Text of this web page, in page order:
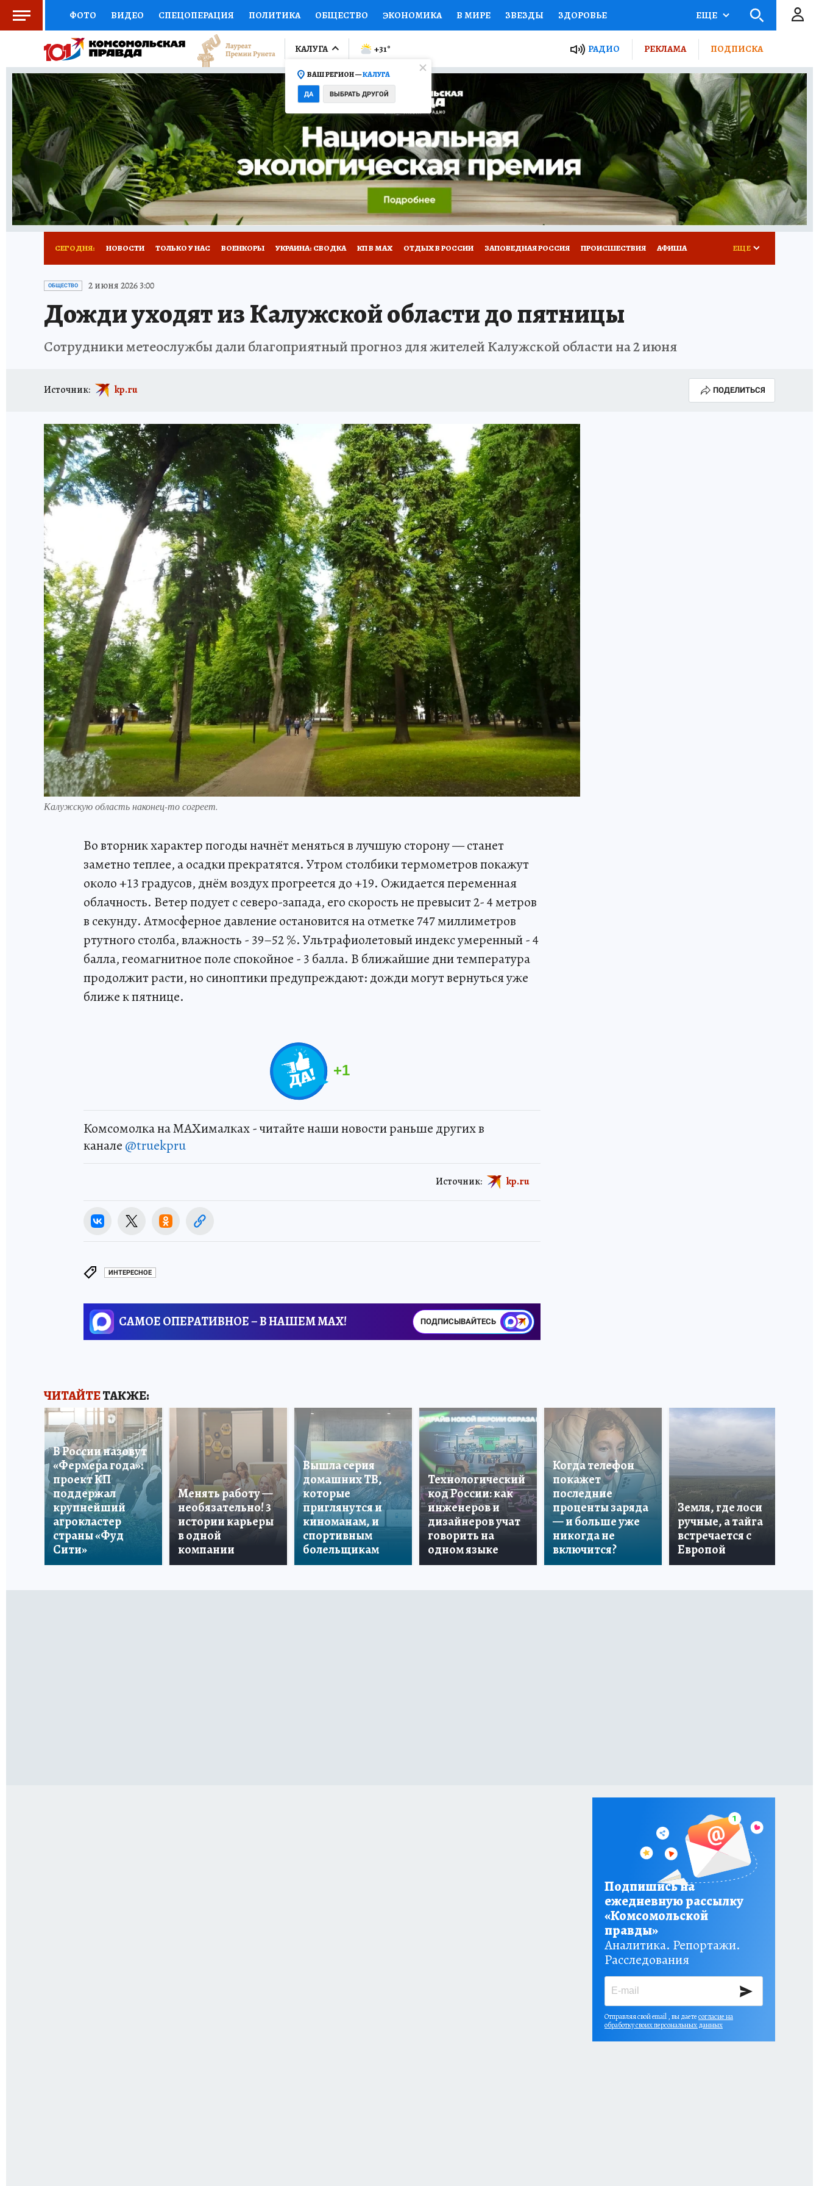
ФОТО ВИДЕО СПЕЦОПЕРАЦИЯ ПОЛИТИКА ОБЩЕСТВО ЭКОНОМИКА В МИРЕ ЗВЕЗДЫ ЗДОРОВЬЕ
СОЦПОДДЕРЖКА НАУКА СПОРТ КОЛУМНИСТЫ ПРОИСШЕСТВИЯ НАЦИОНАЛЬНЫЕ ПРОЕКТЫ РОССИИ
ВЫБОР ЭКСПЕРТОВ ДОКТОР ФИНАНСЫ ОТКРЫВАЕМ МИР Я ЗНАЮ СЕМЬЯ ЖЕНСКИЕ СЕКРЕТЫ ПУТЕВОДИТЕЛЬ
КНИЖНАЯ ПОЛКА ПРОГНОЗЫ НА СПОРТ ПРОМОКОДЫ СЕРИАЛЫ СПЕЦПРОЕКТЫ ДЕФИЦИТ ЖЕЛЕЗА ТУРИЗМ
ПРЕСС-ЦЕНТР НЕДВИЖИМОСТЬ ТЕЛЕВИЗОР КОЛЛЕКЦИИ КОНКУРСЫ РАБОТА У НАС ГИД ПОТРЕБИТЕЛЯ ВСЕ О КП
РАДИО КП РЕКЛАМА ТЕСТЫ НОВОЕ НА САЙТЕ
ЕЩЕ
КАЛУГА
ВАШ РЕГИОН —КАЛУГА
ДА ВЫБРАТЬ ДРУГОЙ
+31° РАДИО РЕКЛАМА ПОДПИСКА
СЕГОДНЯ: НОВОСТИ ТОЛЬКО У НАС ВОЕНКОРЫ УКРАИНА: СВОДКА КП В МАХ ОТДЫХ В РОССИИ ЗАПОВЕДНАЯ РОССИЯ ПРОИСШЕСТВИЯ АФИША
ИСПЫТАНО НА СЕБЕ
ЕЩЕ
ОБЩЕСТВО 2 июня 2026 3:00
Дожди уходят из Калужской области до пятницы
Сотрудники метеослужбы дали благоприятный прогноз для жителей Калужской области на 2 июня
Источник: kp.ru ПОДЕЛИТЬСЯ
Калужскую область наконец-то согреет.
Во вторник характер погоды начнёт меняться в лучшую сторону — станет
заметно теплее, а осадки прекратятся. Утром столбики термометров покажут
около +13 градусов, днём воздух прогреется до +19. Ожидается переменная
облачность. Ветер подует с северо-запада, его скорость не превысит 2- 4 метров
в секунду. Атмосферное давление остановится на отметке 747 миллиметров
ртутного столба, влажность - 39–52 %. Ультрафиолетовый индекс умеренный - 4
балла, геомагнитное поле спокойное - 3 балла. В ближайшие дни температура
продолжит расти, но синоптики предупреждают: дожди могут вернуться уже
ближе к пятнице.
+1
Комсомолка на MAXималках - читайте наши новости раньше других в
канале @truekpru
Источник: kp.ru
ИНТЕРЕСНОЕ
САМОЕ ОПЕРАТИВНОЕ – В НАШЕМ MAX! ПОДПИСЫВАЙТЕСЬ
ЧИТАЙТЕТАКЖЕ:
В России назовут
«Фермера года»:
проект КП
поддержал
крупнейший
агрокластер
страны «Фуд
Сити»
Менять работу —
необязательно! 3
истории карьеры
в одной
компании
Вышла серия
домашних ТВ,
которые
приглянутся и
киноманам, и
спортивным
болельщикам
Технологический
код России: как
инженеров и
дизайнеров учат
говорить на
одном языке
Когда телефон
покажет
последние
проценты заряда
— и больше уже
никогда не
включится?
Земля, где лоси
ручные, а тайга
встречается с
Европой
Подпишись на
ежедневную рассылку
«Комсомольской
правды»
Аналитика. Репортажи.
Расследования
Отправляя свой email , вы даетесогласие на
обработку своих персональных данных